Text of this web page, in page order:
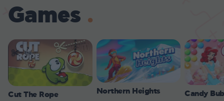
Games
Cut The Rope Northern Heights Candy